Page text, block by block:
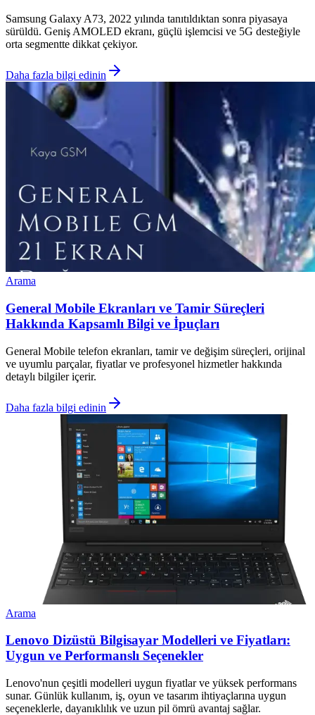
Samsung Galaxy A73, 2022 yılında tanıtıldıktan sonra piyasaya
sürüldü. Geniş AMOLED ekranı, güçlü işlemcisi ve 5G desteğiyle
orta segmentte dikkat çekiyor.
Daha fazla bilgi edinin
Arama
General Mobile Ekranları ve Tamir Süreçleri
Hakkında Kapsamlı Bilgi ve İpuçları
General Mobile telefon ekranları, tamir ve değişim süreçleri, orijinal
ve uyumlu parçalar, fiyatlar ve profesyonel hizmetler hakkında
detaylı bilgiler içerir.
Daha fazla bilgi edinin
Arama
Lenovo Dizüstü Bilgisayar Modelleri ve Fiyatları:
Uygun ve Performanslı Seçenekler
Lenovo'nun çeşitli modelleri uygun fiyatlar ve yüksek performans
sunar. Günlük kullanım, iş, oyun ve tasarım ihtiyaçlarına uygun
seçeneklerle, dayanıklılık ve uzun pil ömrü avantaj sağlar.